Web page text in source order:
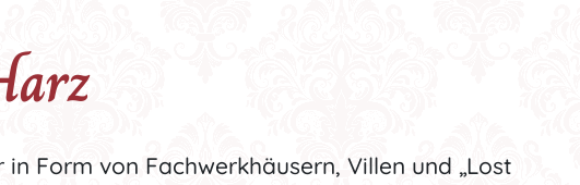
Form von Fachwerkhäusern, Villen und „Lost